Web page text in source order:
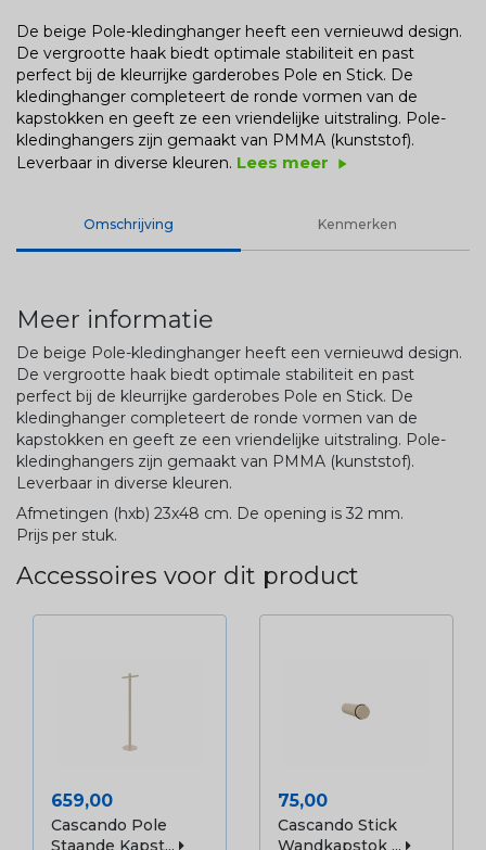
De beige Pole-kledinghanger heeft een vernieuwd design.
De vergrootte haak biedt optimale stabiliteit en past
perfect bij de kleurrijke garderobes Pole en Stick. De
kledinghanger completeert de ronde vormen van de
kapstokken en geeft ze een vriendelijke uitstraling. Pole-
kledinghangers zijn gemaakt van PMMA (kunststof).
Leverbaar in diverse kleuren. Lees meer play_arrow
Omschrijving Kenmerken
Meer informatie
De beige Pole-kledinghanger heeft een vernieuwd design.
De vergrootte haak biedt optimale stabiliteit en past
perfect bij de kleurrijke garderobes Pole en Stick. De
kledinghanger completeert de ronde vormen van de
kapstokken en geeft ze een vriendelijke uitstraling. Pole-
kledinghangers zijn gemaakt van PMMA (kunststof).
Leverbaar in diverse kleuren.
Afmetingen (hxb) 23x48 cm. De opening is 32 mm.
Prijs per stuk.
Accessoires voor dit product
Prijs
659,00
Cascando Pole
Staande Kapst...
Prijs
75,00
Cascando Stick
Wandkapstok ...